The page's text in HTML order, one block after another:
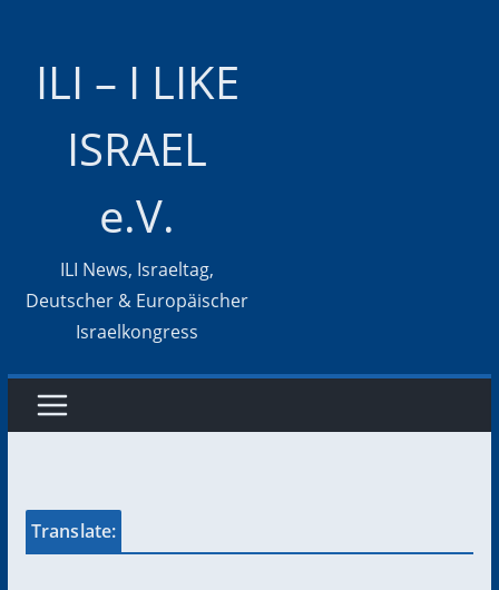
ILI – I LIKE
ISRAEL
e.V.
ILI News, Israeltag,
Deutscher & Europäischer
Israelkongress
Translate: